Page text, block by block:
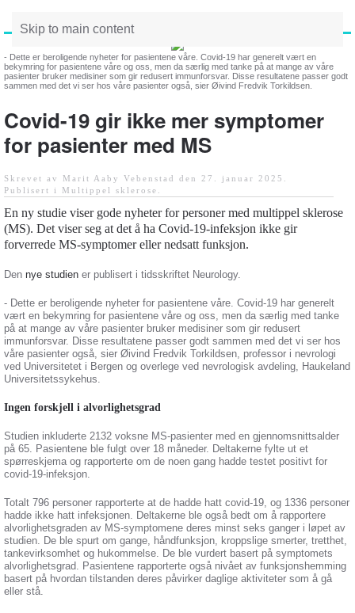
Skip to main content
- Dette er beroligende nyheter for pasientene våre. Covid-19 har generelt vært en
bekymring for pasientene våre og oss, men da særlig med tanke på at mange av våre
pasienter bruker medisiner som gir redusert immunforsvar. Disse resultatene passer godt
sammen med det vi ser hos våre pasienter også, sier Øivind Fredvik Torkildsen.
Covid-19 gir ikke mer symptomer
for pasienter med MS
Skrevet av Marit Aaby Vebenstad den 27. januar 2025
Publisert i Multippel sklerose
En ny studie viser gode nyheter for personer med multippel sklerose
(MS). Det viser seg at det å ha Covid-19-infeksjon ikke gir
forverrede MS-symptomer eller nedsatt funksjon.
Den nye studien er publisert i tidsskriftet Neurology.
- Dette er beroligende nyheter for pasientene våre. Covid-19 har generelt
vært en bekymring for pasientene våre og oss, men da særlig med tanke
på at mange av våre pasienter bruker medisiner som gir redusert
immunforsvar. Disse resultatene passer godt sammen med det vi ser hos
våre pasienter også, sier Øivind Fredvik Torkildsen, professor i nevrologi
ved Universitetet i Bergen og overlege ved nevrologisk avdeling, Haukeland
Universitetssykehus.
Ingen forskjell i alvorlighetsgrad
Studien inkluderte 2132 voksne MS-pasienter med en gjennomsnittsalder
på 65. Pasientene ble fulgt over 18 måneder. Deltakerne fylte ut et
spørreskjema og rapporterte om de noen gang hadde testet positivt for
covid-19-infeksjon.
Totalt 796 personer rapporterte at de hadde hatt covid-19, og 1336 personer
hadde ikke hatt infeksjonen. Deltakerne ble også bedt om å rapportere
alvorlighetsgraden av MS-symptomene deres minst seks ganger i løpet av
studien. De ble spurt om gange, håndfunksjon, kroppslige smerter, tretthet,
tankevirksomhet og hukommelse. De ble vurdert basert på symptomets
alvorlighetsgrad. Pasientene rapporterte også nivået av funksjonshemming
basert på hvordan tilstanden deres påvirker daglige aktiviteter som å gå
eller stå.